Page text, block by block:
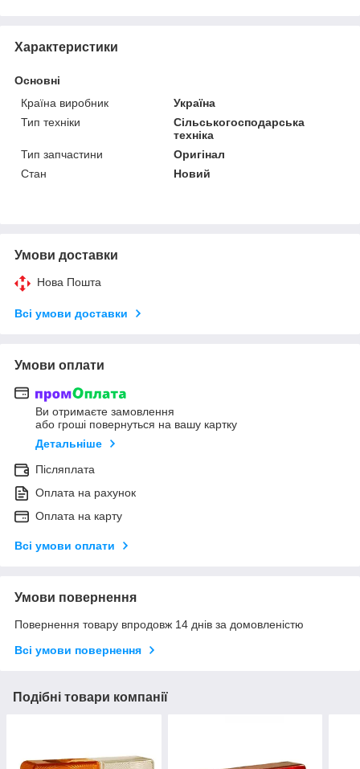
Характеристики
Основні
Країна виробник
Україна
Тип техніки
Сільськогосподарська
техніка
Тип запчастини
Оригінал
Стан
Новий
Умови доставки
Нова Пошта
Всі умови доставки
Умови оплати
Ви отримаєте замовлення
або гроші повернуться на вашу картку
Детальніше
Післяплата
Оплата на рахунок
Оплата на карту
Всі умови оплати
Умови повернення
Повернення товару впродовж 14 днів за домовленістю
Всі умови повернення
Подібні товари компанії